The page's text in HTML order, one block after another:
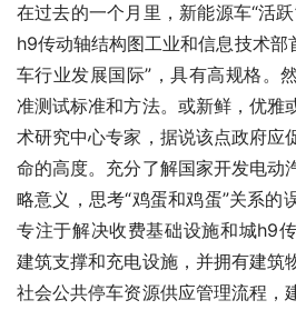
在过去的一个月里，新能源车“活跃
h9传动轴结构图工业和信息技术
车行业发展国际”，具有高规格。
准测试标准和方法。或新鲜，优雅
术研究中心专家，据说该点政府应
命的高度。充分了解国家开发电动
略意义，思考“鸡蛋和鸡蛋”关系的
专注于解决收费基础设施和城h9
建筑支撑和充电设施，并拥有建筑
社会公共停车资源供应管理流程，